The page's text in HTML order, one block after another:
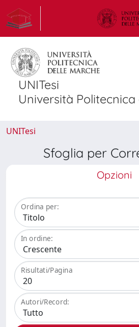
UNITesi
Università Politecnica
UNITesi
Sfoglia per
Opzioni
Ordina per:
In ordine:
Risultati/Pagina
Autori/Record: